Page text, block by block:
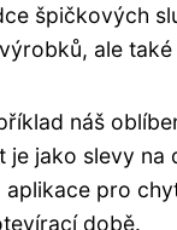
špičkových
ale
náš
je jako slevy
aplikace pro
době.